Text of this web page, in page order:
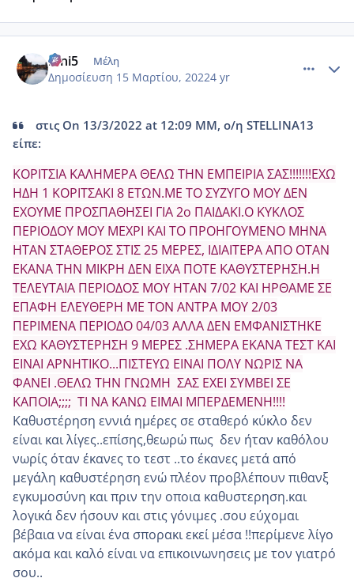
irini5 Μέλη
Δημοσίευση 15 Μαρτίου, 20224 yr
στις On 13/3/2022 at 12:09 ΜΜ, ο/η STELLINA13
είπε:
ΚΟΡΙΤΣΙΑ ΚΑΛΗΜΕΡΑ ΘΕΛΩ ΤΗΝ ΕΜΠΕΙΡΙΑ ΣΑΣ!!!!!!!ΕΧΩ
ΗΔΗ 1 ΚΟΡΙΤΣΑΚΙ 8 ΕΤΩΝ.ΜΕ ΤΟ ΣΥΖΥΓΟ ΜΟΥ ΔΕΝ
ΕΧΟΥΜΕ ΠΡΟΣΠΑΘΗΣΕΙ ΓΙΑ 2ο ΠΑΙΔΑΚΙ.Ο ΚΥΚΛΟΣ
ΠΕΡΙΟΔΟΥ ΜΟΥ ΜΕΧΡΙ ΚΑΙ ΤΟ ΠΡΟΗΓΟΥΜΕΝΟ ΜΗΝΑ
ΗΤΑΝ ΣΤΑΘΕΡΟΣ ΣΤΙΣ 25 ΜΕΡΕΣ, ΙΔΙΑΙΤΕΡΑ ΑΠΟ ΟΤΑΝ
ΕΚΑΝΑ ΤΗΝ ΜΙΚΡΗ ΔΕΝ ΕΙΧΑ ΠΟΤΕ ΚΑΘΥΣΤΕΡΗΣΗ.Η
ΤΕΛΕΥΤΑΙΑ ΠΕΡΙΟΔΟΣ ΜΟΥ ΗΤΑΝ 7/02 ΚΑΙ ΗΡΘΑΜΕ ΣΕ
ΕΠΑΦΗ ΕΛΕΥΘΕΡΗ ΜΕ ΤΟΝ ΑΝΤΡΑ ΜΟΥ 2/03
ΠΕΡΙΜΕΝΑ ΠΕΡΙΟΔΟ 04/03 ΑΛΛΑ ΔΕΝ ΕΜΦΑΝΙΣΤΗΚΕ
ΕΧΩ ΚΑΘΥΣΤΕΡΗΣΗ 9 ΜΕΡΕΣ .ΣΗΜΕΡΑ ΕΚΑΝΑ ΤΕΣΤ ΚΑΙ
ΕΙΝΑΙ ΑΡΝΗΤΙΚΟ...ΠΙΣΤΕΥΩ ΕΙΝΑΙ ΠΟΛΥ ΝΩΡΙΣ ΝΑ
ΦΑΝΕΙ .ΘΕΛΩ ΤΗΝ ΓΝΩΜΗ ΣΑΣ ΕΧΕΙ ΣΥΜΒΕΙ ΣΕ
ΚΑΠΟΙΑ;;;; ΤΙ ΝΑ ΚΑΝΩ ΕΙΜΑΙ ΜΠΕΡΔΕΜΕΝΗ!!!!
Καθυστέρηση εννιά ημέρες σε σταθερό κύκλο δεν
είναι και λίγες..επίσης,θεωρώ πως δεν ήταν καθόλου
νωρίς όταν έκανες το τεστ ..το έκανες μετά από
μεγάλη καθυστέρηση ενώ πλέον προβλέπουν πιθανξ
εγκυμοσύνη και πριν την οποια καθυστερηση.και
λογικά δεν ήσουν και στις γόνιμες .σου εύχομαι
βέβαια να είναι ένα σπορακι εκεί μέσα !!περίμενε λίγο
ακόμα και καλό είναι να επικοινωνησεις με τον γιατρό
σου..